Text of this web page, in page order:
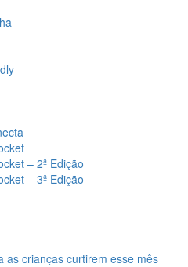
– 2ª Edição
– 3ª Edição
as crianças curtirem esse mês